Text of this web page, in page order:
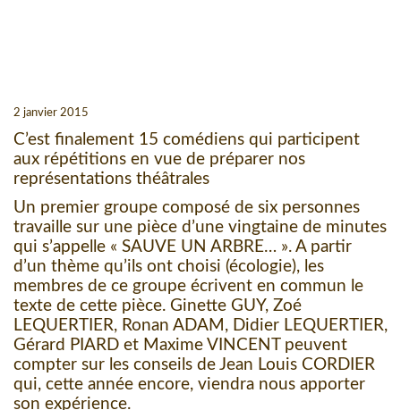
2 janvier 2015
C’est finalement 15 comédiens qui participent
aux répétitions en vue de préparer nos
représentations théâtrales
Un premier groupe composé de six personnes
travaille sur une pièce d’une vingtaine de minutes
qui s’appelle « SAUVE UN ARBRE… ». A partir
d’un thème qu’ils ont choisi (écologie), les
membres de ce groupe écrivent en commun le
texte de cette pièce. Ginette GUY, Zoé
LEQUERTIER, Ronan ADAM, Didier LEQUERTIER,
Gérard PIARD et Maxime VINCENT peuvent
compter sur les conseils de Jean Louis CORDIER
qui, cette année encore, viendra nous apporter
son expérience.